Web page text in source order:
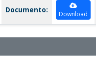
Documento: Download